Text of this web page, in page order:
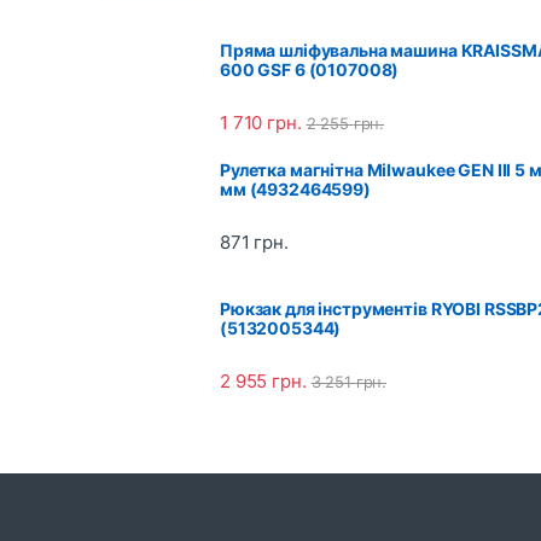
s
Пряма шліфувальна машина
600 GSF 6 (0107008)
1 710 грн. 2 255грн.
Рулетка магнітна Milwaukee GEN III 5
мм (4932464599)
871 грн.
Рюкзак для інструментів RYOBI
(5132005344)
2 955 грн. 3 251грн.